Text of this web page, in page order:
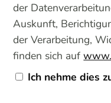
der
Auskunft,
der Verarbeitung,
finden sich auf
Ich nehme dies